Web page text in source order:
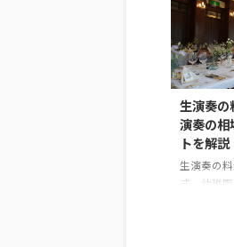
生演奏の
演奏の相
トを解説
生演奏の
式、幼稚